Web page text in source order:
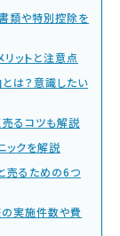
類や特別控除を
リットと注意点
は？意識したい
売るコツも解説
ックを解説
売るための6つ
実施件数や費